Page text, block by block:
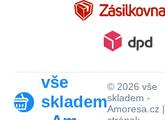
vše
skladem
© 2026 vše
skladem -
Amoresa.cz |